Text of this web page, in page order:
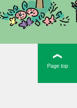
Page top